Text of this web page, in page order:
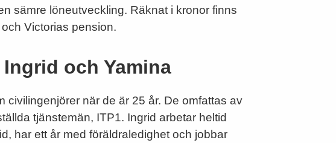
sämre löneutveckling. Räknat i kronor finns
Victorias pension.
och Yamina
civilingenjörer när de är 25 år. De omfattas av
tjänstemän, ITP1. Ingrid arbetar heltid
har ett år med föräldraledighet och jobbar